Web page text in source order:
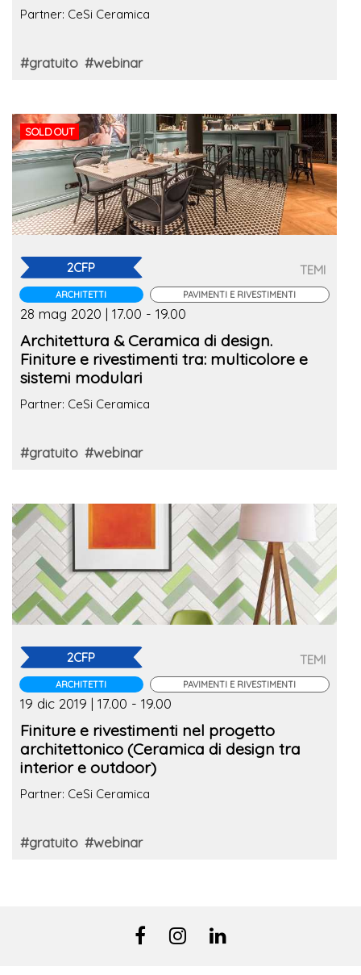
Partner: CeSi Ceramica
#gratuito #webinar
SOLD OUT
2CFP
ARCHITETTI
TEMI
PAVIMENTI E RIVESTIMENTI
28 mag 2020 | 17.00 - 19.00
Architettura & Ceramica di design.
Finiture e rivestimenti tra: multicolore e
sistemi modulari
Partner: CeSi Ceramica
#gratuito #webinar
2CFP
ARCHITETTI
TEMI
PAVIMENTI E RIVESTIMENTI
19 dic 2019 | 17.00 - 19.00
Finiture e rivestimenti nel progetto
architettonico (Ceramica di design tra
interior e outdoor)
Partner: CeSi Ceramica
#gratuito #webinar